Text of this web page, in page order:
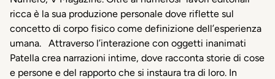
ricca è la sua produzione personale dove riflette sul
concetto di corpo fisico come definizione dell’esperienza
umana. Attraverso l’interazione con oggetti inanimati
Patella crea narrazioni intime, dove racconta storie di cose
e persone e del rapporto che si instaura tra di loro. In